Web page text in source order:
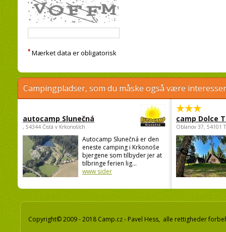
* Mærket data er obligatorisk
Campingpladser, som du måske også være
autocamp Slunečná
, 54344 Čistá v Krkonoších
Autocamp Slunečná er den
eneste camping i Krkonoše
bjergene som tilbyder jer at
tilbringe ferien lig...
www sider
camp Dolce
Oblanov 37, 54101
Copyright© 2009 - 2018 Camp.cz - Pavel Hess, alle rettigheder